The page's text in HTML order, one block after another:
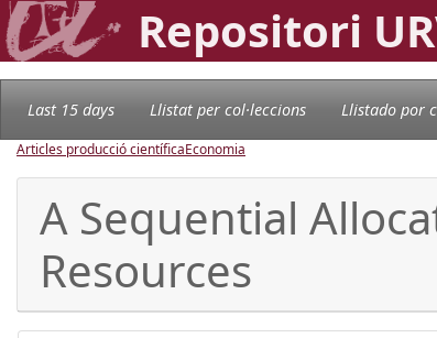
Repositori
Last 15 days Llistat per col·leccions Llistado por
Articles producció científicaEconomia
A Sequential
Resources